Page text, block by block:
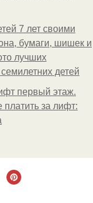
7 лет своими
бумаги, шишек и
лучших
детей
первый этаж.
платить за лифт: